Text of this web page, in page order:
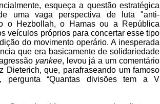
esqueça a questão estratégica
uma vaga perspectiva de luta "anti-
o Hezbollah, o Hamas ou a República
veículos próprios para concertar esse tipo
do movimento operário. A inesperada
que era basicamente de solidariedade
yankee, levou já a um comentário
Dieterich, que, parafraseando um famoso
“Quantas divisões tem a V